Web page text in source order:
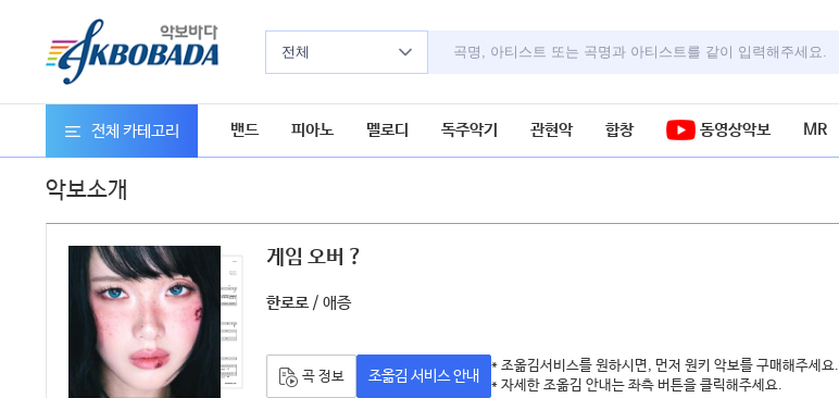
전체
전체 카테고리 밴드 피아노 멜로디 독주악기 관현악 합창 동영상악보 MR
악보소개
게임 오버 ?
한로로 / 애증
곡 정보 조옮김 서비스 안내
* 조옮김서비스를 원하시면, 먼저 원키 악보를 구매해주세요.
* 자세한 조옮김 안내는 좌측 버튼을 클릭해주세요.